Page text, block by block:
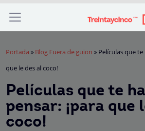
Portada » Blog Fuera de guion » Películas que te
que le des al coco!
Películas que te
pensar: ¡para que
coco!